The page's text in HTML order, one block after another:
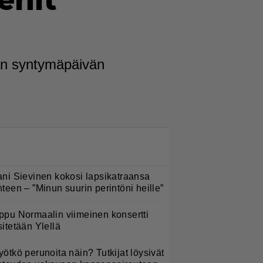
syntymäpäivän
Sievinen kokosi lapsikatraansa
– ”Minun suurin perintöni heille”
Normaalin viimeinen konsertti
Ylellä
perunoita näin? Tutkijat löysivät